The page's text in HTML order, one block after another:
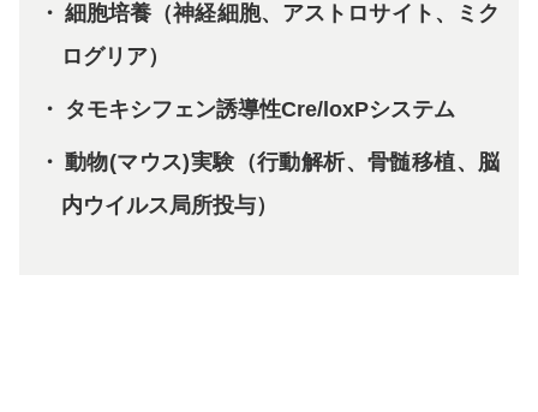
細胞培養（神経細胞、アストロサイト、ミク
ログリア）
タモキシフェン誘導性Cre/loxPシステム
動物(マウス)実験（行動解析、骨髄移植、脳
内ウイルス局所投与）